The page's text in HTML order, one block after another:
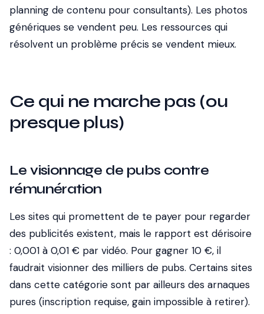
planning de contenu pour consultants). Les photos
génériques se vendent peu. Les ressources qui
résolvent un problème précis se vendent mieux.
Ce qui ne marche pas (ou
presque plus)
Le visionnage de pubs contre
rémunération
Les sites qui promettent de te payer pour regarder
des publicités existent, mais le rapport est dérisoire
: 0,001 à 0,01 € par vidéo. Pour gagner 10 €, il
faudrait visionner des milliers de pubs. Certains sites
dans cette catégorie sont par ailleurs des arnaques
pures (inscription requise, gain impossible à retirer).